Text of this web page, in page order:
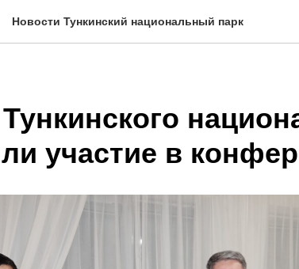
Новости Тункинский национальный парк
участие в